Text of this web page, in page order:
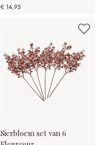
€ 14,95
Sierbloem set van 6